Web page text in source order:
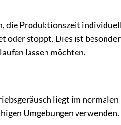
die Produktionszeit
oder stoppt. Dies ist
lassen möchten.
liegt im
Umgebungen verwenden.